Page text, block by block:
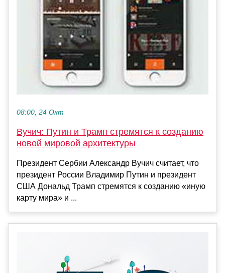
08:00, 24 Окт
Вучич: Путин и Трамп стремятся к созданию
новой мировой архитектуры
Президент Сербии Александр Вучич считает, что
президент России Владимир Путин и президент
США Дональд Трамп стремятся к созданию «иную
карту мира» и ...